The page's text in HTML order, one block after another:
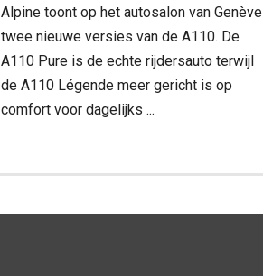
Alpine toont op het autosalon van Genève
twee nieuwe versies van de A110. De
A110 Pure is de echte rijdersauto terwijl
de A110 Légende meer gericht is op
comfort voor dagelijks ...